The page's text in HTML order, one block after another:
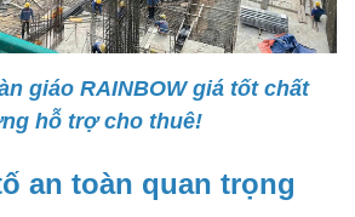
giáo RAINBOW giá tốt chất
hỗ trợ cho thuê!
an toàn quan trọng